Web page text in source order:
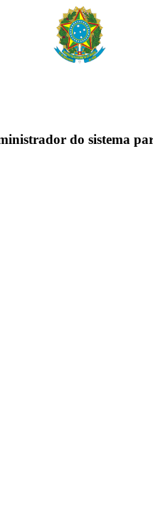
do sistema